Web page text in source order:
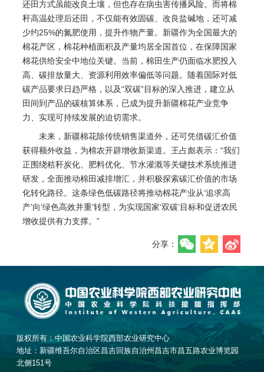
还田方式虽能改良土壤，但也存在病虫害传播风险。而将棉
秆高温处理后还田，不仅能有效固碳、改良盐碱地，还可减
少约25%的氮肥使用，提升作物产量。新疆作为全国最大的
棉花产区，棉花种植面积及产量均居全国首位，在保障国家
棉花供给安全中地位关键。当前，棉田生产仍面临水肥投入
高、碳排放量大、资源利用效率偏低等问题。随着国际对低
碳产品要求日趋严格，以及“双碳”目标的深入推进，建立从
田间到产品的碳核算体系，已成为提升新疆棉花产业竞争
力、实现可持续发展的迫切需求。
未来，新疆棉花除传统销售渠道外，还可凭借碳汇价值
获得额外收益，为棉农开辟增收新渠道。王占彪表示：“我们
正围绕秸秆炭化、肥料优化、节水灌溉等关键技术系统推进
研发，全面推动棉田减排增汇，并积极探索碳汇价值的市场
化转化路径。这条绿色低碳路径将推动棉花产业从‘追求高
产’向‘绿色高效并重’转型，为实现国家‘双碳’目标和促进农民
增收提供有力支撑。”
分享：
版权所有：中国农业科学院西部农业研究中心
地址：新疆维吾尔自治区昌吉回族自治州昌吉市昌五路农业博览园
北侧151号